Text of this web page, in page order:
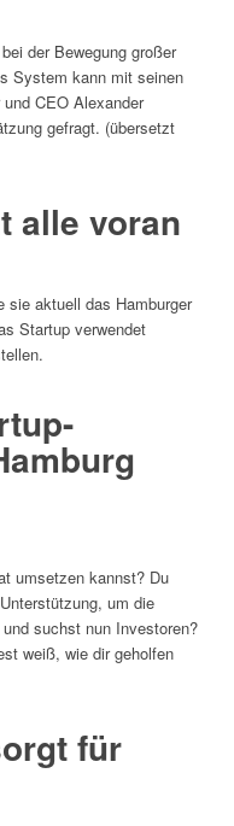
der Bewegung großer
System kann mit seinen
CEO Alexander
gefragt. (übersetzt
alle voran
sie aktuell das Hamburger
Startup verwendet
umsetzen kannst? Du
um die
suchst nun Investoren?
weiß, wie dir geholfen
für